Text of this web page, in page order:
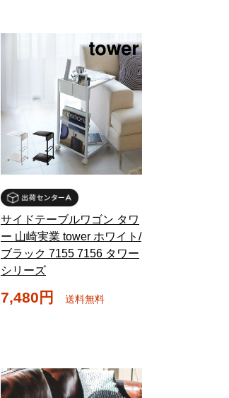
サイドテーブルワゴン タワ
ー 山崎実業 tower ホワイト/
ブラック 7155 7156 タワー
シリーズ
7,480円 送料無料